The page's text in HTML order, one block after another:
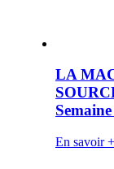
LA
En savoir +